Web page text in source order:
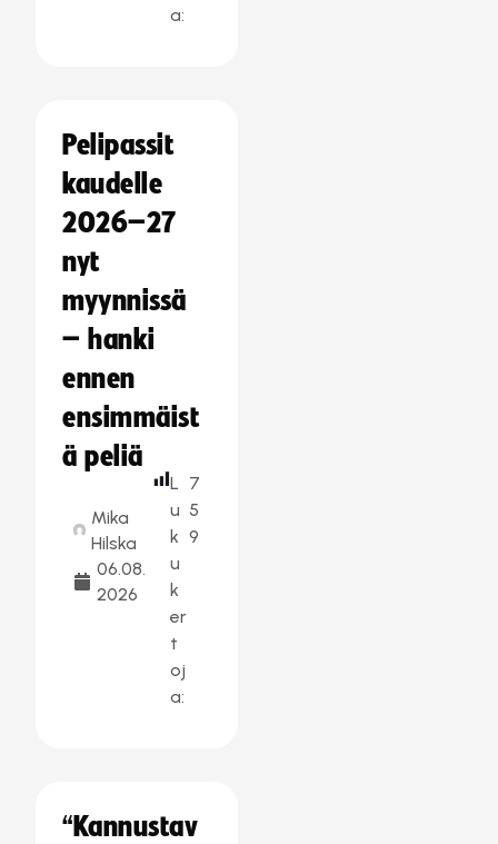
a:
Pelipassit
kaudelle
2026–27
nyt
myynnissä
– hanki
ennen
ensimmäist
ä peliä
Mika
Hilska
06.08.
2026
L
u
k
u
k
er
t
oj
a:
7
5
9
“Kannustav